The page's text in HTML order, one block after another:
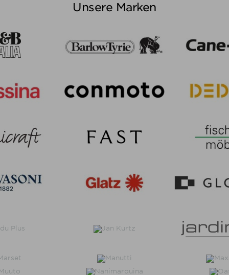
Unsere Marken